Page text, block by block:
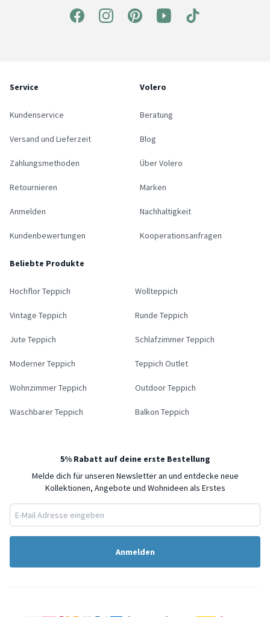
Service
Kundenservice
Versand und Lieferzeit
Zahlungsmethoden
Retournieren
Anmelden
Kundenbewertungen
Volero
Beratung
Blog
Über Volero
Marken
Nachhaltigkeit
Kooperationsanfragen
Beliebte Produkte
Hochflor Teppich Wollteppich
Vintage Teppich Runde Teppich
Jute Teppich Schlafzimmer Teppich
Moderner Teppich Teppich Outlet
Wohnzimmer Teppich Outdoor Teppich
Waschbarer Teppich Balkon Teppich
5% Rabatt auf deine erste Bestellung
Melde dich für unseren Newsletter an und entdecke neue
Kollektionen, Angebote und Wohnideen als Erstes
Anmelden